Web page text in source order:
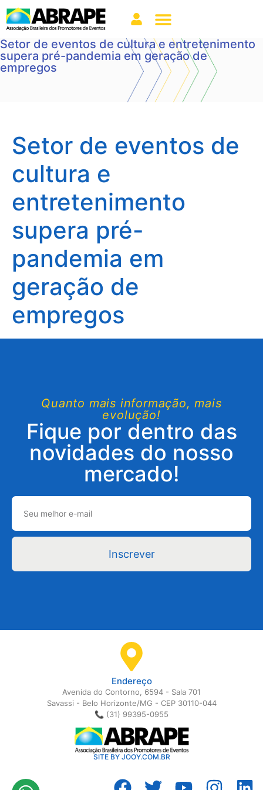
Setor de eventos de cultura e entretenimento
supera pré-pandemia em geração de
empregos
Setor de eventos de
cultura e
entretenimento
supera pré-
pandemia em
geração de
empregos
Quanto mais informação, mais
evolução!
Fique por dentro das
novidades do nosso
mercado!
Inscrever
Endereço
Avenida do Contorno, 6594 - Sala 701
Savassi - Belo Horizonte/MG - CEP 30110-044
📞 (31) 99395-0955
SITE BY JOOY.COM.BR